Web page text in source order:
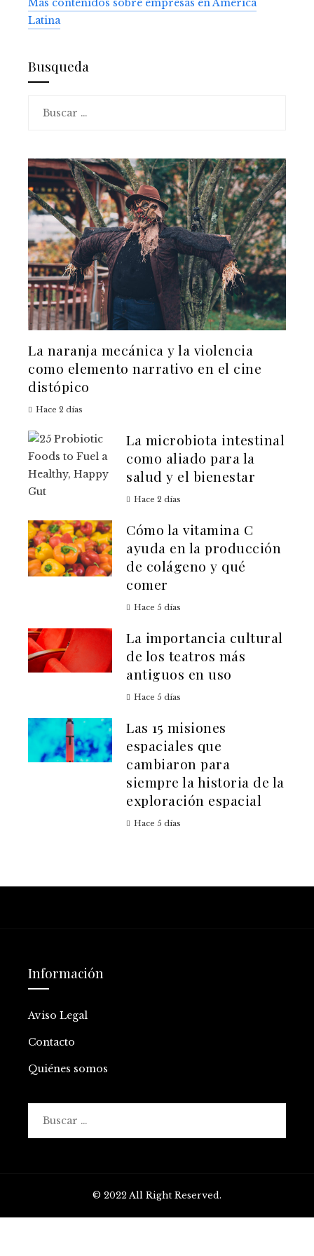
Más contenidos sobre empresas en América
Latina
Busqueda
La naranja mecánica y la violencia
como elemento narrativo en el cine
distópico
Hace 2 días
La microbiota intestinal
como aliado para la
salud y el bienestar
Hace 2 días
Cómo la vitamina C
ayuda en la producción
de colágeno y qué
comer
Hace 5 días
La importancia cultural
de los teatros más
antiguos en uso
Hace 5 días
Las 15 misiones
espaciales que
cambiaron para
siempre la historia de la
exploración espacial
Hace 5 días
Información
Aviso Legal
Contacto
Quiénes somos
© 2022 All Right Reserved.